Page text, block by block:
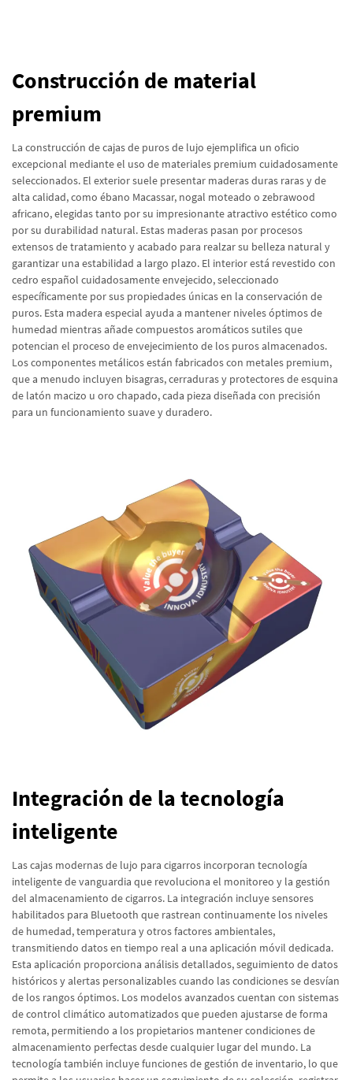
Construcción de material
premium
La construcción de cajas de puros de lujo ejemplifica un oficio
excepcional mediante el uso de materiales premium cuidadosamente
seleccionados. El exterior suele presentar maderas duras raras y de
alta calidad, como ébano Macassar, nogal moteado o zebrawood
africano, elegidas tanto por su impresionante atractivo estético como
por su durabilidad natural. Estas maderas pasan por procesos
extensos de tratamiento y acabado para realzar su belleza natural y
garantizar una estabilidad a largo plazo. El interior está revestido con
cedro español cuidadosamente envejecido, seleccionado
específicamente por sus propiedades únicas en la conservación de
puros. Esta madera especial ayuda a mantener niveles óptimos de
humedad mientras añade compuestos aromáticos sutiles que
potencian el proceso de envejecimiento de los puros almacenados.
Los componentes metálicos están fabricados con metales premium,
que a menudo incluyen bisagras, cerraduras y protectores de esquina
de latón macizo u oro chapado, cada pieza diseñada con precisión
para un funcionamiento suave y duradero.
Integración de la tecnología
inteligente
Las cajas modernas de lujo para cigarros incorporan tecnología
inteligente de vanguardia que revoluciona el monitoreo y la gestión
del almacenamiento de cigarros. La integración incluye sensores
habilitados para Bluetooth que rastrean continuamente los niveles
de humedad, temperatura y otros factores ambientales,
transmitiendo datos en tiempo real a una aplicación móvil dedicada.
Esta aplicación proporciona análisis detallados, seguimiento de datos
históricos y alertas personalizables cuando las condiciones se desvían
de los rangos óptimos. Los modelos avanzados cuentan con sistemas
de control climático automatizados que pueden ajustarse de forma
remota, permitiendo a los propietarios mantener condiciones de
almacenamiento perfectas desde cualquier lugar del mundo. La
tecnología también incluye funciones de gestión de inventario, lo que